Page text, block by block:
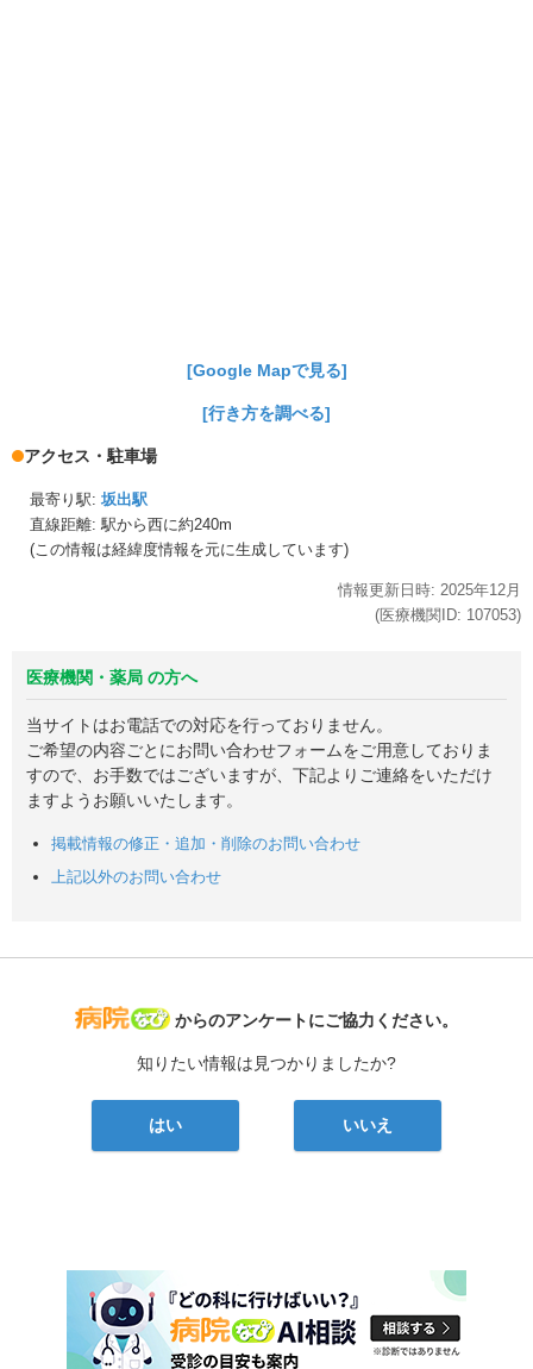
[Google Mapで見る]
[行き方を調べる]
アクセス・駐車場
最寄り駅: 坂出駅
直線距離: 駅から西に約240m
(この情報は経緯度情報を元に生成しています)
情報更新日時: 2025年12月
(医療機関ID: 107053)
医療機関・薬局 の方へ
当サイトはお電話での対応を行っておりません。
ご希望の内容ごとにお問い合わせフォームをご用意しておりま
すので、お手数ではございますが、下記よりご連絡をいただけ
ますようお願いいたします。
掲載情報の修正・追加・削除のお問い合わせ
上記以外のお問い合わせ
病院なび
からのアンケートにご協力ください。
知りたい情報は見つかりましたか?
はい いいえ